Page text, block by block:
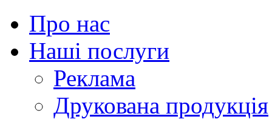
Про нас
Наші послуги
Реклама
Друкована продукція